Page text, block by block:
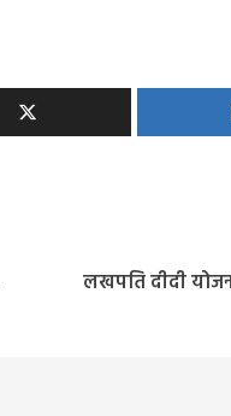
लखपति दीदी